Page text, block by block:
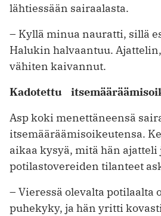
lähtiessään sairaalasta.
– Kyllä minua nauratti, sillä
Halukin halvaantuu.
vähiten kaivannut.
Kadotettu
Asp koki menettäneensä
itsemääräämisoikeutensa.
aikaa kysyä, mitä hän ajatteli
potilastovereiden tilanteet
– Vieressä olevalta potilaalta
puhekyky, ja hän yritti